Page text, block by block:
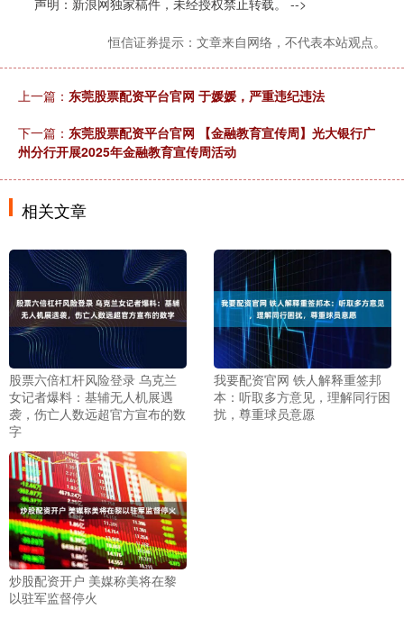
声明：新浪网独家稿件，未经授权禁止转载。 -->
恒信证券提示：文章来自网络，不代表本站观点。
上一篇： 东莞股票配资平台官网 于媛媛，严重违纪违法
下一篇： 东莞股票配资平台官网 【金融教育宣传周】光大银行广
州分行开展2025年金融教育宣传周活动
相关文章
股票六倍杠杆风险登录 乌克兰
女记者爆料：基辅无人机展遇
袭，伤亡人数远超官方宣布的数
字
我要配资官网 铁人解释重签邦
本：听取多方意见，理解同行困
扰，尊重球员意愿
炒股配资开户 美媒称美将在黎
以驻军监督停火